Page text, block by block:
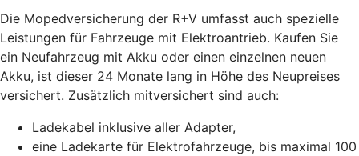
Die Mopedversicherung der R+V umfasst auch spezielle
Leistungen für Fahrzeuge mit Elektroantrieb. Kaufen Sie
ein Neufahrzeug mit Akku oder einen einzelnen neuen
Akku, ist dieser 24 Monate lang in Höhe des Neupreises
versichert. Zusätzlich mitversichert sind auch:
Ladekabel inklusive aller Adapter,
eine Ladekarte für Elektrofahrzeuge, bis maximal 100